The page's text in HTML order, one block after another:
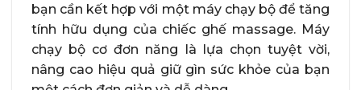
bạn cần kết hợp với một máy chạy bộ để tăng
tính hữu dụng của chiếc ghế massage. Máy
chạy bộ cơ đơn năng là lựa chọn tuyệt vời,
nâng cao hiệu quả giữ gìn sức khỏe của bạn